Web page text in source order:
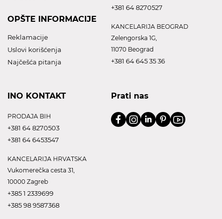
OPŠTE INFORMACIJE
Reklamacije
Uslovi korišćenja
Najčešća pitanja
+381 64 8270527
KANCELARIJA BEOGRAD
Zelengorska 1G,
11070 Beograd
+381 64 645 35 36
INO KONTAKT
PRODAJA BIH
+381 64 8270503
+381 64 6453547
KANCELARIJA HRVATSKA
Vukomerečka cesta 31,
10000 Zagreb
+385 1 2339699
+385 98 9587368
Prati nas